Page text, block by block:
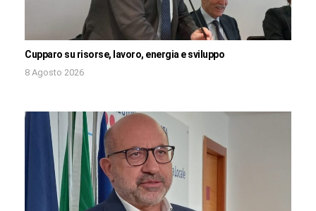
Cupparo su risorse, lavoro, energia e sviluppo
8 Agosto 2026